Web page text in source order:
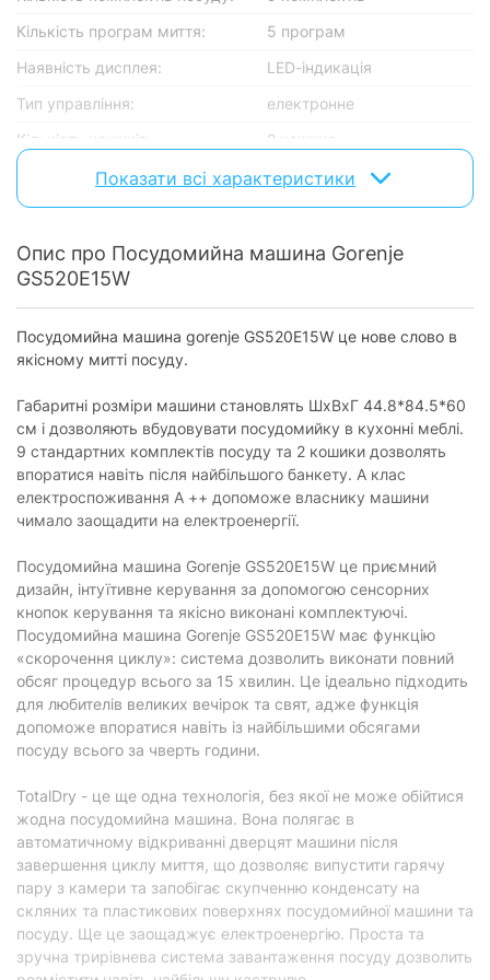
Кількість програм миття:
5 програм
Наявність дисплея:
LED-індикація
Тип управління:
електронне
Кількість кошиків:
2 кошика
Багатофункціональні таблетки:
є
завершенню:
є
Індикація
Наявність ополіскувача:
Наявність солі:
є
Технічні характеристики
Клас енергоспоживання:
A++
Клас ефективності сушіння:
A
Тип двигуна:
інверторний
Тип сушіння:
конденсаційна
Рівень шуму:
47 дБ
Витрати води: за цикл / за рік:
9 л за цикл / 2520 л за рік
рік:
рік
Програми
Швидка мийка:
є
Інтенсивна мийка:
є
Еко-режим:
є
Показати всі характеристики
Опис про Посудомийна машина Gorenje
GS520E15W
Посудомийна машина gorenje GS520E15W це нове слово в
якісному митті посуду.
Габаритні розміри машини становлять ШхВхГ 44.8*84.5*60
см і дозволяють вбудовувати посудомийку в кухонні меблі.
9 стандартних комплектів посуду та 2 кошики дозволять
впоратися навіть після найбільшого банкету. А клас
електроспоживання А ++ допоможе власнику машини
чимало заощадити на електроенергії.
Посудомийна машина Gorenje GS520E15W це приємний
дизайн, інтуїтивне керування за допомогою сенсорних
кнопок керування та якісно виконані комплектуючі.
Посудомийна машина Gorenje GS520E15W має функцію
«скорочення циклу»: система дозволить виконати повний
обсяг процедур всього за 15 хвилин. Це ідеально підходить
для любителів великих вечірок та свят, адже функція
допоможе впоратися навіть із найбільшими обсягами
посуду всього за чверть години.
TotalDry - це ще одна технологія, без якої не може обійтися
жодна посудомийна машина. Вона полягає в
автоматичному відкриванні дверцят машини після
завершення циклу миття, що дозволяє випустити гарячу
пару з камери та запобігає скупченню конденсату на
скляних та пластикових поверхнях посудомийної машини та
посуду. Ще це заощаджує електроенергію. Проста та
зручна трирівнева система завантаження посуду дозволить